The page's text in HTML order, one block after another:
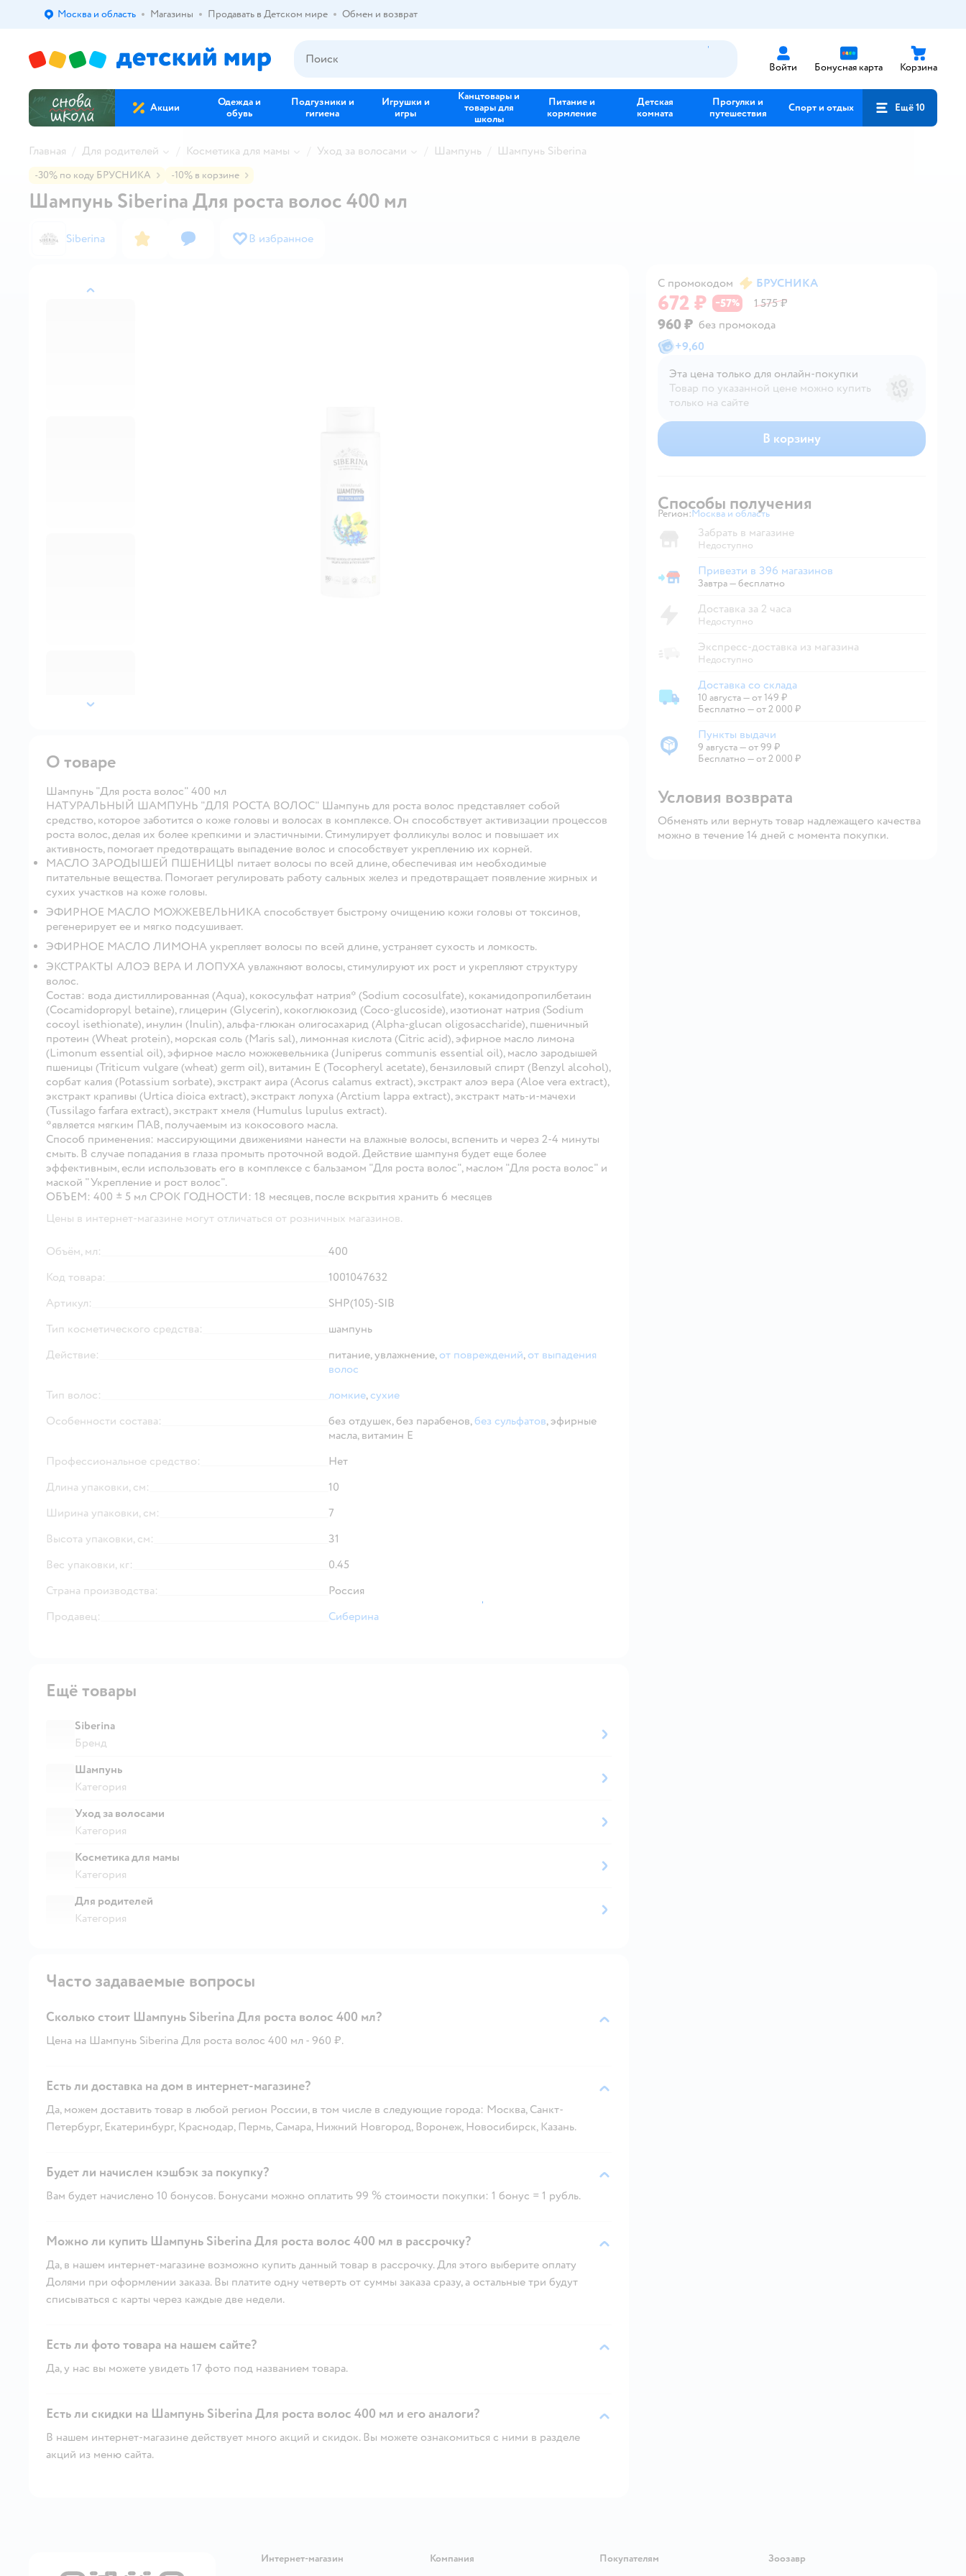
Выбор адреса доставки.
Москва и область Магазины Продавать в Детском мире Обмен и возврат
Войти Бонусная карта Корзина
Акции
Одежда и
обувь
Подгузники и
гигиена
Игрушки и
игры
Канцтовары и
товары для
школы
Питание и
кормление
Детская
комната
Прогулки и
путешествия
Спорт и отдых Ещё 10
Главная Для родителей Косметика для мамы Уход за волосами Шампунь Шампунь Siberina
назад
далее
-30% по коду БРУСНИКА -10% в корзине
Шампунь Siberina Для роста волос 400 мл
Siberina В избранное
С промокодом БРУСНИКА
672 ₽ −57% 1 575 ₽
960 ₽ без промокода
+9,60
Эта цена только для онлайн‑покупки
Товар по указанной цене можно купить
только на сайте
В корзину
Способы получения
Регион: Выбор адреса доставки.
Москва и область
Забрать в магазине
Недоступно
Привезти в магазин
Привезти в 396 магазинов
Завтра—бесплатно
Доставка за 2 часа
Недоступно
Экспресс-доставка из магазина
Недоступно
Доставка со склада
Доставка со склада
10 августа—от 149 ₽
Бесплатно — от 2 000 ₽
Пункты выдачи
Пункты выдачи
9 августа—от 99 ₽
Бесплатно — от 2 000 ₽
Условия возврата
Обменять или вернуть товар надлежащего качества
можно в течение 14 дней с момента покупки.
О товаре
Шампунь "Для роста волос" 400 мл
НАТУРАЛЬНЫЙ ШАМПУНЬ "ДЛЯ РОСТА ВОЛОС" Шампунь для роста волос представляет собой
средство, которое заботится о коже головы и волосах в комплексе. Он способствует активизации процессов
роста волос, делая их более крепкими и эластичными. Стимулирует фолликулы волос и повышает их
активность, помогает предотвращать выпадение волос и способствует укреплению их корней.
МАСЛО ЗАРОДЫШЕЙ ПШЕНИЦЫ питает волосы по всей длине, обеспечивая им необходимые
питательные вещества. Помогает регулировать работу сальных желез и предотвращает появление жирных и
сухих участков на коже головы.
ЭФИРНОЕ МАСЛО МОЖЖЕВЕЛЬНИКА способствует быстрому очищению кожи головы от токсинов,
регенерирует ее и мягко подсушивает.
ЭФИРНОЕ МАСЛО ЛИМОНА укрепляет волосы по всей длине, устраняет сухость и ломкость.
ЭКСТРАКТЫ АЛОЭ ВЕРА И ЛОПУХА увлажняют волосы, стимулируют их рост и укрепляют структуру
волос.
Состав: вода дистиллированная (Aqua), кокосульфат натрия* (Sodium cocosulfate), кокамидопропилбетаин
(Cocamidopropyl betaine), глицерин (Glycerin), кокоглюкозид (Coco-glucoside), изотионат натрия (Sodium
cocoyl isethionate), инулин (Inulin), альфа-глюкан олигосахарид (Alpha-glucan oligosaccharide), пшеничный
протеин (Wheat protein), морская соль (Maris sal), лимонная кислота (Citric acid), эфирное масло лимона
(Limonum essential oil), эфирное масло можжевельника (Juniperus communis essential oil), масло зародышей
пшеницы (Triticum vulgare (wheat) germ oil), витамин Е (Tocopheryl acetate), бензиловый спирт (Benzyl alcohol),
сорбат калия (Potassium sorbate), экстракт аира (Acorus calamus extract), экстракт алоэ вера (Aloe vera extract),
экстракт крапивы (Urtica dioica extract), экстракт лопуха (Arctium lappa extract), экстракт мать-и-мачехи
(Tussilago farfara extract), экстракт хмеля (Humulus lupulus extract).
*является мягким ПАВ, получаемым из кокосового масла.
Способ применения: массирующими движениями нанести на влажные волосы, вспенить и через 2-4 минуты
смыть. В случае попадания в глаза промыть проточной водой. Действие шампуня будет еще более
эффективным, если использовать его в комплексе с бальзамом "Для роста волос", маслом "Для роста волос" и
маской "Укрепление и рост волос".
ОБЪЕМ: 400 ± 5 мл СРОК ГОДНОСТИ: 18 месяцев, после вскрытия хранить 6 месяцев
Цены в интернет-магазине могут отличаться от розничных магазинов.
Объём, мл:
400
Код товара:
1001047632
Артикул:
SHP(105)-SIB
Тип косметического средства:
шампунь
Действие:
питание,увлажнение, от повреждений, от выпадения
волос
Тип волос:
ломкие, сухие
Особенности состава:
без отдушек,без парабенов,без сульфатов,эфирные
масла, витамин E
Профессиональное средство:
Нет
Длина упаковки, см:
10
Ширина упаковки, см:
7
Высота упаковки, см:
31
Вес упаковки, кг:
0.45
Страна производства:
Россия
Продавец:
Сиберина
Ещё товары
Siberina
Бренд
Шампунь
Категория
Уход за волосами
Категория
Косметика для мамы
Категория
Для родителей
Категория
Часто задаваемые вопросы
Сколько стоит Шампунь Siberina Для роста волос 400 мл?
Цена на Шампунь Siberina Для роста волос 400 мл - 960 ₽.
Есть ли доставка на дом в интернет-магазине?
Да, можем доставить товар в любой регион России, в том числе в следующие города: Москва, Санкт-
Петербург, Екатеринбург, Краснодар, Пермь, Самара, Нижний Новгород, Воронеж, Новосибирск, Казань.
Будет ли начислен кэшбэк за покупку?
Вам будет начислено 10 бонусов. Бонусами можно оплатить 99 % стоимости покупки: 1 бонус = 1 рубль.
Можно ли купить Шампунь Siberina Для роста волос 400 мл в рассрочку?
Да, в нашем интернет-магазине возможно купить данный товар в рассрочку. Для этого выберите оплату
Долями при оформлении заказа. Вы платите одну четверть от суммы заказа сразу, а остальные три будут
списываться с карты через каждые две недели.
Есть ли фото товара на нашем сайте?
Да, у нас вы можете увидеть 17 фото под названием товара.
Есть ли скидки на Шампунь Siberina Для роста волос 400 мл и его аналоги?
В нашем интернет-магазине действует много акций и скидок. Вы можете ознакомиться с ними в разделе
акций из меню сайта.
Интернет-магазин
Компания
Покупателям
Зоозавр